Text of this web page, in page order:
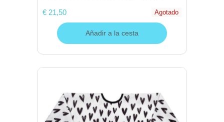
€ 21,50
Agotado
Añadir a la cesta